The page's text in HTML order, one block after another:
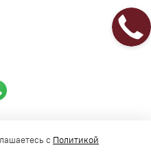
с Политикой